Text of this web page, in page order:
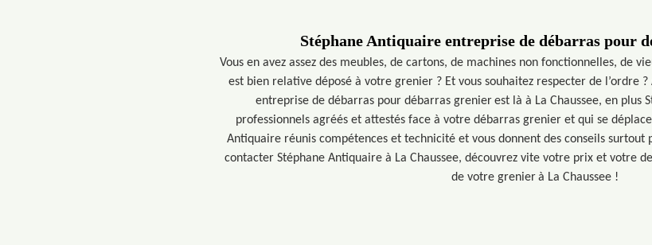
Stéphane Antiquaire entreprise de débarras pour
Vous en avez assez des meubles, de cartons, de machines non fonctionnelles, de
est bien relative déposé à votre grenier ? Et vous souhaitez respecter de l’ordre
entreprise de débarras pour débarras grenier est là à La Chaussee, en plus
professionnels agréés et attestés face à votre débarras grenier et qui se déplace
Antiquaire réunis compétences et technicité et vous donnent des conseils surtout
contacter Stéphane Antiquaire à La Chaussee, découvrez vite votre prix et votre
de votre grenier à La Chaussee !